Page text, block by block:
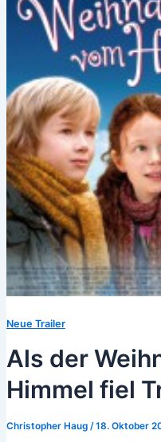
Neue Trailer
Als der
Himmel fiel
Christopher Haug /18. Oktober